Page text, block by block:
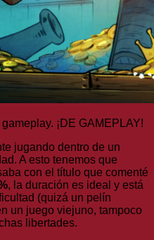
¡DE GAMEPLAY!
jugando dentro de un
A esto tenemos que
con el título que comenté
, la duración es ideal y está
(quizá un pelín
un juego viejuno, tampoco
libertades.